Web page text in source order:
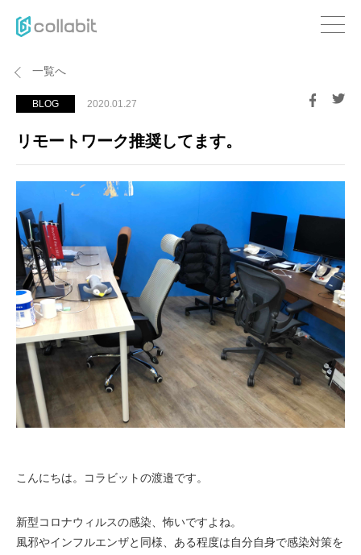
一覧へ
BLOG 2020.01.27
リモートワーク推奨してます。
こんにちは。コラビットの渡邉です。
新型コロナウィルスの感染、怖いですよね。
風邪やインフルエンザと同様、ある程度は自分自身で感染対策を